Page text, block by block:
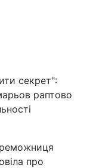
секрет":
раптово
про